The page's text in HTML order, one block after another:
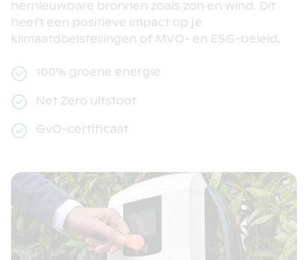
hernieuwbare bronnen zoals zon en wind. Dit
heeft een positieve impact op je
klimaatdoelstellingen of MVO- en ESG-beleid.
100% groene energie
Net Zero uitstoot
GvO-certificaat